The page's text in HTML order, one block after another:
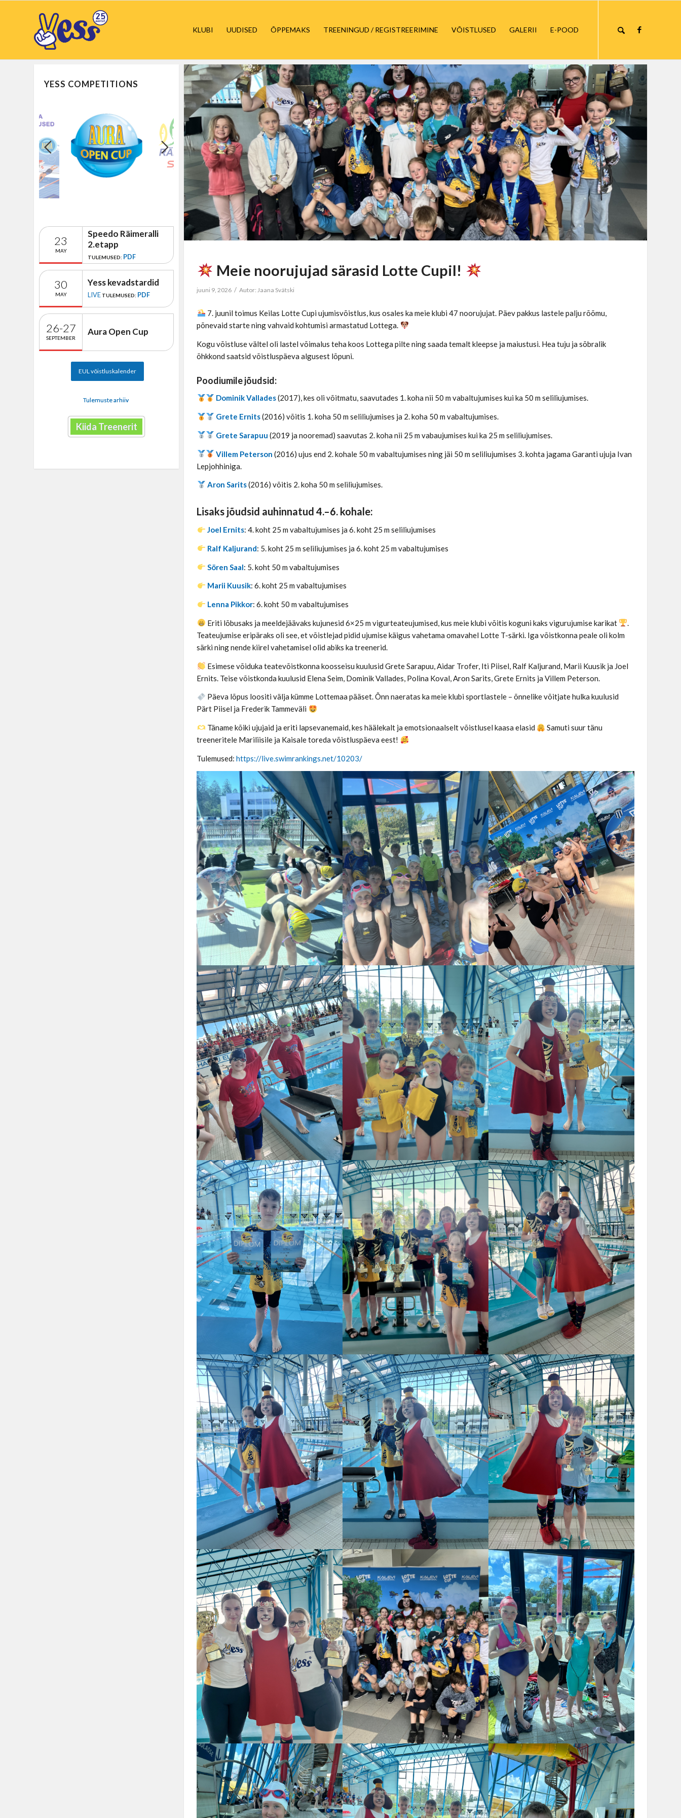
KLUBI UUDISED ÕPPEMAKS TREENINGUD / REGISTREERIMINE VÕISTLUSED GALERII E-POOD
Meie noorujujad särasid Lotte Cupil!
juuni 9, 2026 / Autor:Jaana Svätski
7. juunil toimus Keilas Lotte Cupi ujumisvõistlus, kus osales ka meie klubi 47 noorujujat. Päev pakkus lastele palju rõõmu,
põnevaid starte ning vahvaid kohtumisi armastatud Lottega.
Kogu võistluse vältel oli lastel võimalus teha koos Lottega pilte ning saada temalt kleepse ja maiustusi. Hea tuju ja sõbralik
õhkkond saatsid võistluspäeva algusest lõpuni.
Poodiumile jõudsid:
Dominik Vallades(2017), kes oli võitmatu, saavutades 1. koha nii 50 m vabaltujumises kui ka 50 m seliliujumises.
Grete Ernits(2016) võitis 1. koha 50 m seliliujumises ja 2. koha 50 m vabaltujumises.
Grete Sarapuu (2019 ja nooremad) saavutas 2. koha nii 25 m vabaujumises kui ka 25 m seliliujumises.
Villem Peterson (2016) ujus end 2. kohale 50 m vabaltujumises ning jäi 50 m seliliujumises 3. kohta jagama Garanti ujuja Ivan
Lepjohhiniga.
Aron Sarits(2016) võitis 2. koha 50 m seliliujumises.
Lisaks jõudsid auhinnatud 4.–6. kohale:
Joel Ernits: 4. koht 25 m vabaltujumises ja 6. koht 25 m seliliujumises
Ralf Kaljurand: 5. koht 25 m seliliujumises ja 6. koht 25 m vabaltujumises
Sören Saal: 5. koht 50 m vabaltujumises
Marii Kuusik: 6. koht 25 m vabaltujumises
Lenna Pikkor: 6. koht 50 m vabaltujumises
Eriti lõbusaks ja meeldejäävaks kujunesid 6×25 m vigurteateujumised, kus meie klubi võitis koguni kaks vigurujumise karikat
.
Teateujumise eripäraks oli see, et võistlejad pidid ujumise käigus vahetama omavahel Lotte T-särki. Iga võistkonna peale oli kolm
särki ning nende kiirel vahetamisel olid abiks ka treenerid.
Esimese võiduka teatevõistkonna koosseisu kuulusid Grete Sarapuu, Aidar Trofer, Iti Piisel, Ralf Kaljurand, Marii Kuusik ja Joel
Ernits. Teise võistkonda kuulusid Elena Seim, Dominik Vallades, Polina Koval, Aron Sarits, Grete Ernits ja Villem Peterson.
Päeva lõpus loositi välja kümme Lottemaa pääset. Õnn naeratas ka meie klubi sportlastele – õnnelike võitjate hulka kuulusid
Pärt Piisel ja Frederik Tammeväli
Täname kõiki ujujaid ja eriti lapsevanemaid, kes häälekalt ja emotsionaalselt võistlusel kaasa elasid
Samuti suur tänu
treeneritele Mariliisile ja Kaisale toreda võistluspäeva eest!
Tulemused:https://live.swimrankings.net/10203/
YESS COMPETITIONS
23
MAY
Speedo Räimeralli
2.etapp
TULEMUSED: PDF
30
MAY
Yess kevadstardid
LIVE TULEMUSED: PDF
26-27
SEPTEMBER
Aura Open Cup
EUL võistluskalender
Tulemuste arhiiv
Kiida Treenerit